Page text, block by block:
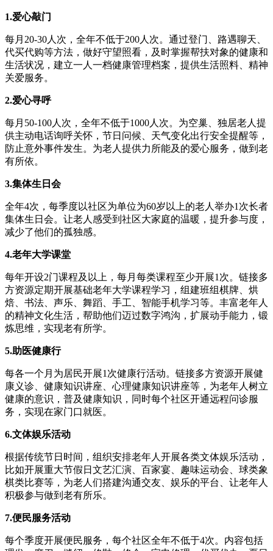
1.爱心敲门
每月20-30人次，全年不低于200人次。通过登门、路遇聊天、
代买代购等方法，做好守望照看，及时掌握帮扶对象的健康和
生活状况，建立一人一档健康管理档案，提供生活照料、精神
关爱服务。
2.爱心寻呼
每月50-100人次，全年不低于1000人次。为空巢、独居老人提
供主动电话询呼关怀，节日问候、天气变化出行安全提醒等，
防止意外事件发生。为老人提供力所能及的爱心服务，做到老
有所依。
3.集体生日会
全年4次，每季度以社区为单位为60岁以上的老人举办1次长者
集体生日会。让老人感受到社区大家庭的温暖，提升参与度，
减少了他们的孤独感。
4.老年大学课堂
每年开设2门课程及以上，每月每类课程至少开展1次。链接多
方资源定期开展基础老年大学课程学习，组建班组棋牌、烘
焙、书法、声乐、舞蹈、手工、智能手机学习等。丰富老年人
的精神文化生活，帮助他们迈过数字鸿沟，扩展动手能力，锻
炼思维，实现老有所学。
5.助医健康行
每各一个月为居民开展1次健康行活动。链接多方资源开展健
康义诊、健康知识讲座、心理健康知识讲座等，为老年人树立
健康的意识，普及健康知识，同时每个社区开通远程问诊服
务，实现在家门口就医。
6.文体娱乐活动
根据传统节日时间，组织安排老年人开展各类文体娱乐活动，
比如开展重大节假日文艺汇演、百家宴、趣味运动会、球类象
棋类比赛等，为老人们搭建沟通交友、娱乐的平台、让老年人
积极参与做到老有所乐。
7.便民服务活动
每个季度开展便民服务，每个社区全年不低于4次。内容包括